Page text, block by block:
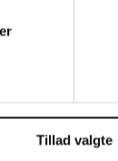
for at kunne
til at at
Tillad valgte
Annonce